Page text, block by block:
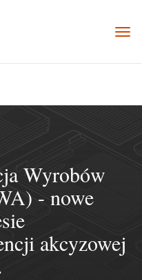
Wyrobów
- nowe
akcyzowej